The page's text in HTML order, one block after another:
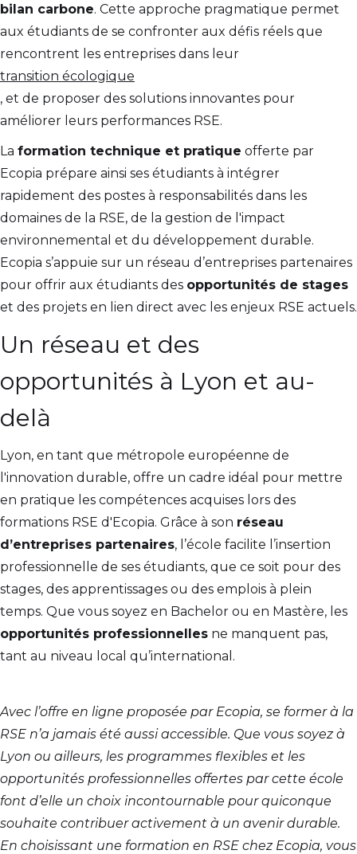
bilan carbone. Cette approche pragmatique permet
aux étudiants de se confronter aux défis réels que
rencontrent les entreprises dans leur
transition écologique
, et de proposer des solutions innovantes pour
améliorer leurs performances RSE.
La formation technique et pratique offerte par
Ecopia prépare ainsi ses étudiants à intégrer
rapidement des postes à responsabilités dans les
domaines de la RSE, de la gestion de l'impact
environnemental et du développement durable.
Ecopia s’appuie sur un réseau d’entreprises partenaires
pour offrir aux étudiants des opportunités de stages
et des projets en lien direct avec les enjeux RSE actuels.
Un réseau et des
opportunités à Lyon et au-
delà
Lyon, en tant que métropole européenne de
l'innovation durable, offre un cadre idéal pour mettre
en pratique les compétences acquises lors des
formations RSE d'Ecopia. Grâce à son réseau
d’entreprises partenaires, l’école facilite l’insertion
professionnelle de ses étudiants, que ce soit pour des
stages, des apprentissages ou des emplois à plein
temps. Que vous soyez en Bachelor ou en Mastère, les
opportunités professionnelles ne manquent pas,
tant au niveau local qu’international.
Avec l’offre en ligne proposée par Ecopia, se former à la
RSE n’a jamais été aussi accessible. Que vous soyez à
Lyon ou ailleurs, les programmes flexibles et les
opportunités professionnelles offertes par cette école
font d’elle un choix incontournable pour quiconque
souhaite contribuer activement à un avenir durable.
En choisissant une formation en RSE chez Ecopia, vous